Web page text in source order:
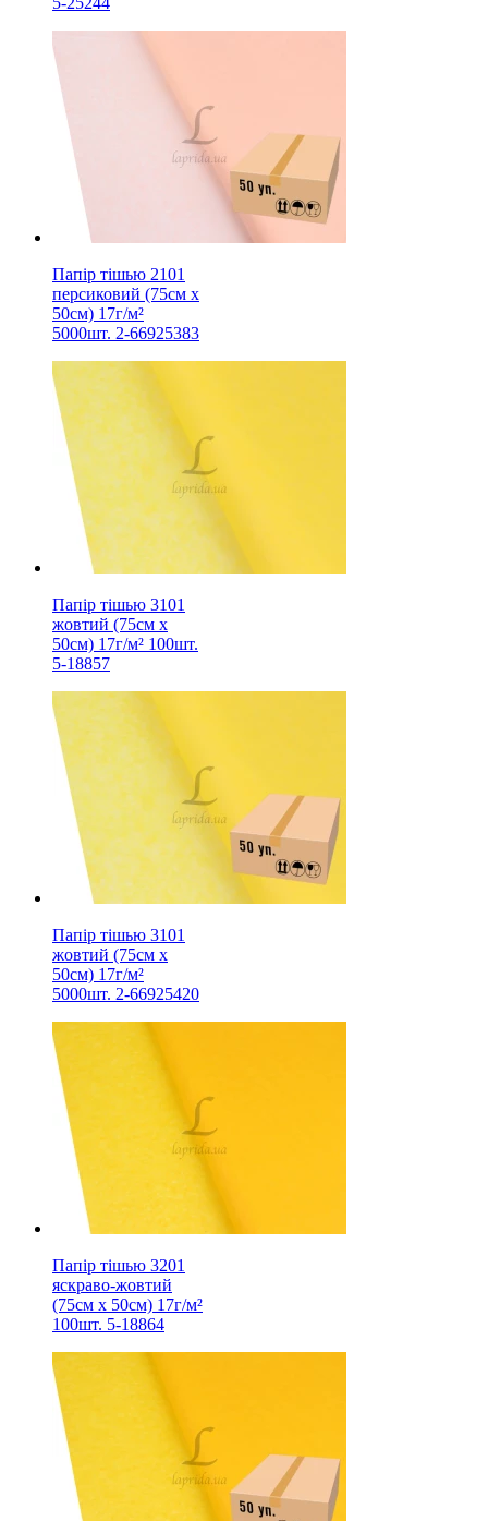
Папір тішью 2101
персиковий (75см х
50см) 17г/м²
5000шт. 2-66925383
Папір тішью 3101
жовтий (75см х
50см) 17г/м² 100шт.
5-18857
Папір тішью 3101
жовтий (75см х
50см) 17г/м²
5000шт. 2-66925420
Папір тішью 3201
яскраво-жовтий
(75см х 50см) 17г/м²
100шт. 5-18864